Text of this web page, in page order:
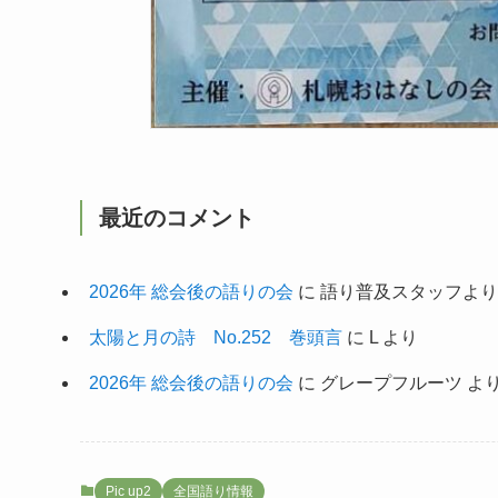
最近のコメント
2026年 総会後の語りの会 に 語り普及スタッフより
太陽と月の詩 No.252 巻頭言 に L より
2026年 総会後の語りの会 に グレープフルーツ よ
Pic up2 全国語り情報